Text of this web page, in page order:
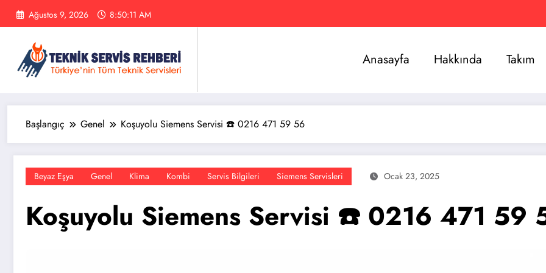
İçeriğe
Ağustos 9, 2026 8:50:12 AM
Anasayfa Hakkında Takım
Başlangıç Genel Koşuyolu Siemens Servisi ☎️ 0216 471 59 56
Beyaz Eşya Genel Klima Kombi Servis Bilgileri Siemens Servisleri Ocak 23, 2025
Koşuyolu Siemens Servisi ☎️ 0216 471 59